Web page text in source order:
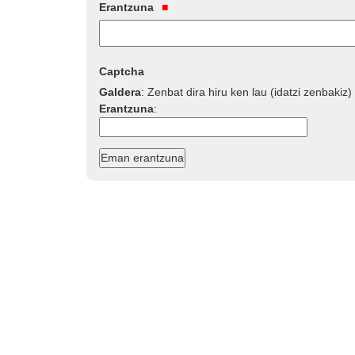
Erantzuna
Captcha
Galdera:Zenbat dira hiru ken lau (idatzi zenbakiz)
Erantzuna: